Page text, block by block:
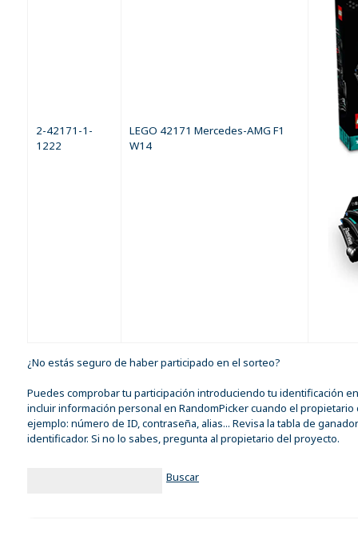
2-42171-1-
1222
LEGO 42171 Mercedes-AMG F1
W14
¿No estás seguro de haber participado en el sorteo?
Puedes comprobar tu participación introduciendo tu identificación
incluir información personal en RandomPicker cuando el
ejemplo: número de ID, contraseña, alias... Revisa la tabla de
identificador. Si no lo sabes, pregunta al propietario del proyecto.
Buscar